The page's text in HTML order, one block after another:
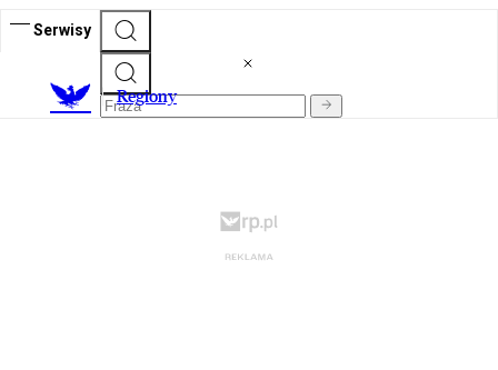
Serwisy
Regiony